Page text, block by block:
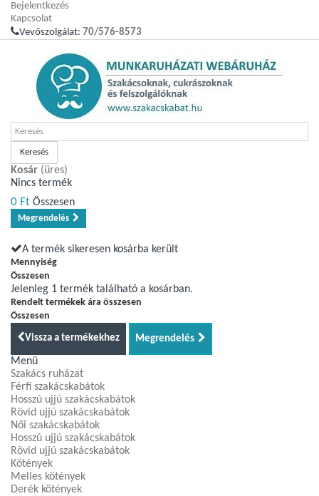
Bejelentkezés
Kapcsolat
Vevőszolgálat: 70/576-8573
Keresés
Kosár (üres)
Nincs termék
0 Ft‎ Összesen
Megrendelés
A termék sikeresen kosárba került
Mennyiség
Összesen
Jelenleg 1 termék található a kosárban.
Rendelt termékek ára összesen
Összesen
Vissza a termékekhez Megrendelés
Menü
Szakács ruházat
Férfi szakácskabátok
Hosszú ujjú szakácskabátok
Rövid ujjú szakácskabátok
Női szakácskabátok
Hosszú ujjú szakácskabátok
Rövid ujjú szakácskabátok
Kötények
Melles kötények
Derék kötények